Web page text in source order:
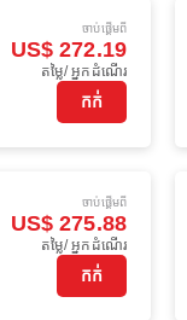
ចាប់ផ្ដើមពី
US$ 272.19
តម្លៃ/ អ្នកដំណើរ
កក់
ចាប់ផ្ដើមពី
US$ 275.88
តម្លៃ/ អ្នកដំណើរ
កក់